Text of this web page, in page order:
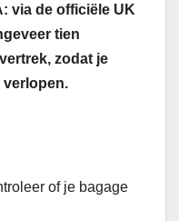
via de officiële UK
tien
zodat je
verlopen.
of je bagage